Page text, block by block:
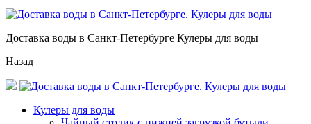
Доставка воды в Санкт-Петербурге Кулеры для воды
Назад
Кулеры для воды